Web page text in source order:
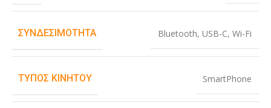
ΣΥΝΔΕΣΙΜΌΤΗΤΑ Bluetooth, USB-C, Wi-Fi
ΤΎΠΟΣ ΚΙΝΗΤΟΎ SmartPhone